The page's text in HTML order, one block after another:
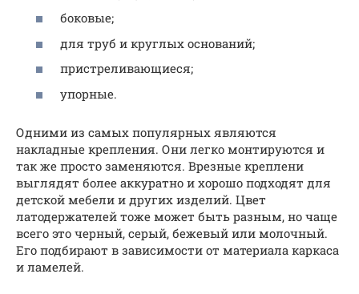
боковые;
для труб и круглых оснований;
пристреливающиеся;
упорные.
Одними из самых популярных являются
накладные крепления. Они легко монтируются и
так же просто заменяются. Врезные креплени
выглядят более аккуратно и хорошо подходят для
детской мебели и других изделий. Цвет
латодержателей тоже может быть разным, но чаще
всего это черный, серый, бежевый или молочный.
Его подбирают в зависимости от материала каркаса
и ламелей.